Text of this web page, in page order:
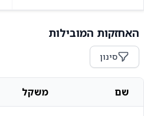
האחזקות המובילות
סינון
שם משקל